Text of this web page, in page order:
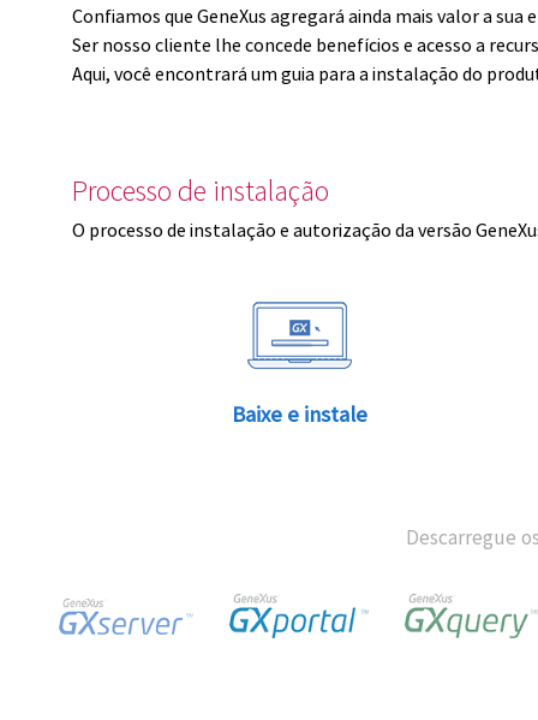
Confiamos que GeneXus agregará ainda mais valor a
Ser nosso cliente lhe concede benefícios e acesso a
Aqui, você encontrará um guia para a instalação do
Processo de instalação
O processo de instalação e autorização da versão
Baixe e instale
Descarregue